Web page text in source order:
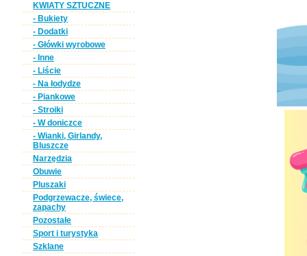
KWIATY SZTUCZNE
- Bukiety
- Dodatki
- Główki wyrobowe
- Inne
- Liście
- Na łodydze
- Piankowe
- Stroiki
- W doniczce
- Wianki, Girlandy,
Bluszcze
Narzędzia
Obuwie
Pluszaki
Podgrzewacze, świece,
zapachy
Pozostałe
Sport i turystyka
Szklane